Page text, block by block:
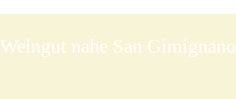
nahe San Gimignano